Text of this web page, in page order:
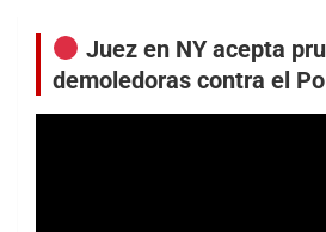
Juez en NY acepta
demoledoras contra el